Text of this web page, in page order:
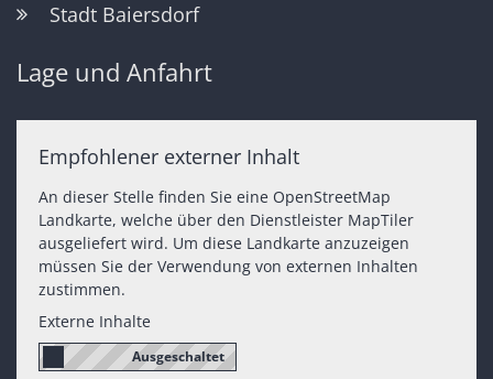
Stadt Baiersdorf
Lage und Anfahrt
Empfohlener externer Inhalt
An dieser Stelle finden Sie eine OpenStreetMap
Landkarte, welche über den Dienstleister MapTiler
ausgeliefert wird. Um diese Landkarte anzuzeigen
müssen Sie der Verwendung von externen Inhalten
zustimmen.
Externe Inhalte